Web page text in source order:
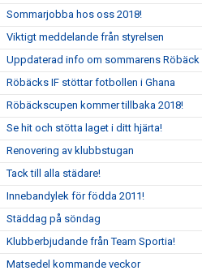
Sommarjobba hos oss 2018!
Viktigt meddelande från styrelsen
Uppdaterad info om sommarens Röbäck
Röbäcks IF stöttar fotbollen i Ghana
Röbäckscupen kommer tillbaka 2018!
Se hit och stötta laget i ditt hjärta!
Renovering av klubbstugan
Tack till alla städare!
Innebandylek för födda 2011!
Städdag på söndag
Klubberbjudande från Team Sportia!
Matsedel kommande veckor